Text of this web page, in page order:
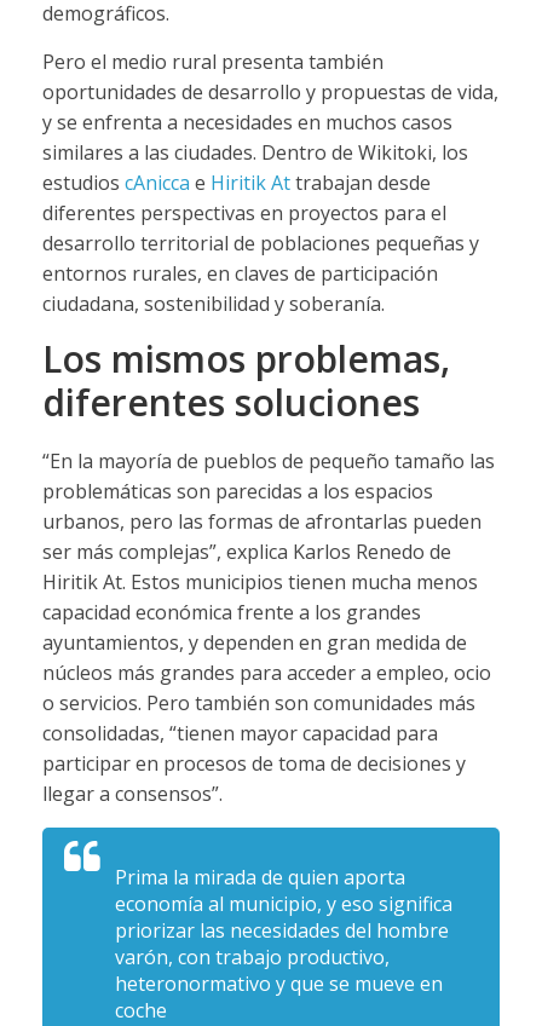
demográficos.
Pero el medio rural presenta también
oportunidades de desarrollo y propuestas de vida,
y se enfrenta a necesidades en muchos casos
similares a las ciudades. Dentro de Wikitoki, los
estudios cAnicca e Hiritik Attrabajan desde
diferentes perspectivas en proyectos para el
desarrollo territorial de poblaciones pequeñas y
entornos rurales, en claves de participación
ciudadana, sostenibilidad y soberanía.
Los mismos problemas,
diferentes soluciones
“En la mayoría de pueblos de pequeño tamaño las
problemáticas son parecidas a los espacios
urbanos, pero las formas de afrontarlas pueden
ser más complejas”, explica Karlos Renedo de
Hiritik At. Estos municipios tienen mucha menos
capacidad económica frente a los grandes
ayuntamientos, y dependen en gran medida de
núcleos más grandes para acceder a empleo, ocio
o servicios. Pero también son comunidades más
consolidadas, “tienen mayor capacidad para
participar en procesos de toma de decisiones y
llegar a consensos”.
Prima la mirada de quien aporta
economía al municipio, y eso significa
priorizar las necesidades del hombre
varón, con trabajo productivo,
heteronormativo y que se mueve en
coche